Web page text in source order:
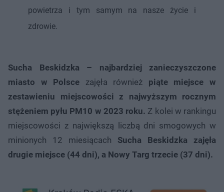
powietrza i tym samym na nasze życie i
zdrowie.
Sucha Beskidzka – najbardziej zanieczyszczone
miasto w Polsce zajęła również piąte miejsce w
zestawieniu miejscowości z najwyższym rocznym
stężeniem pyłu PM10 w 2023 roku. Z kolei w rankingu
miejscowości z największą liczbą dni smogowych w
minionych 12 miesiącach Sucha Beskidzka zajęła
drugie miejsce (44 dni), a Nowy Targ trzecie (37 dni).